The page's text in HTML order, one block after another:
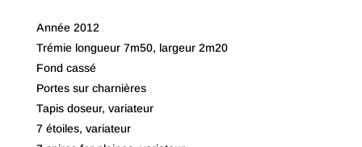
Année 2012
Trémie longueur 7m50, largeur 2m20
Fond cassé
Portes sur charnières
Tapis doseur, variateur
7 étoiles, variateur